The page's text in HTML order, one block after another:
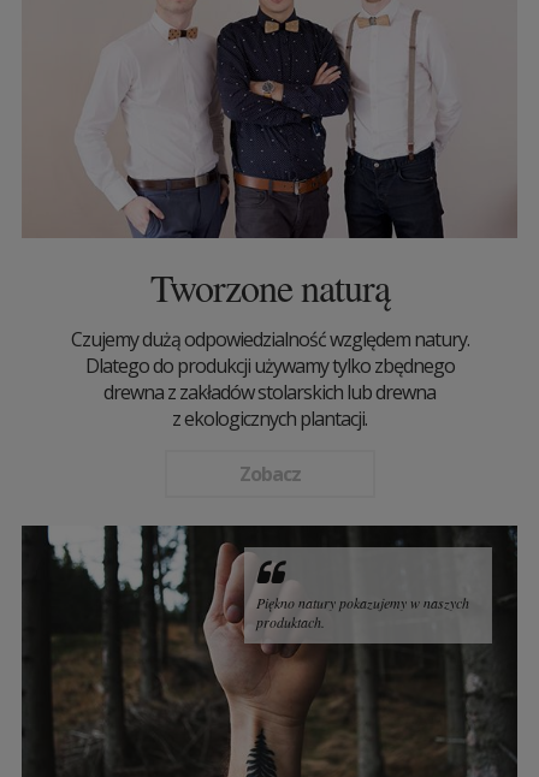
Tworzone naturą
Czujemy dużą odpowiedzialność względem natury.
Dlatego do produkcji używamy tylko zbędnego
drewna z zakładów stolarskich lub drewna
z ekologicznych plantacji.
Zobacz
Piękno natury pokazujemy w naszych
produktach.